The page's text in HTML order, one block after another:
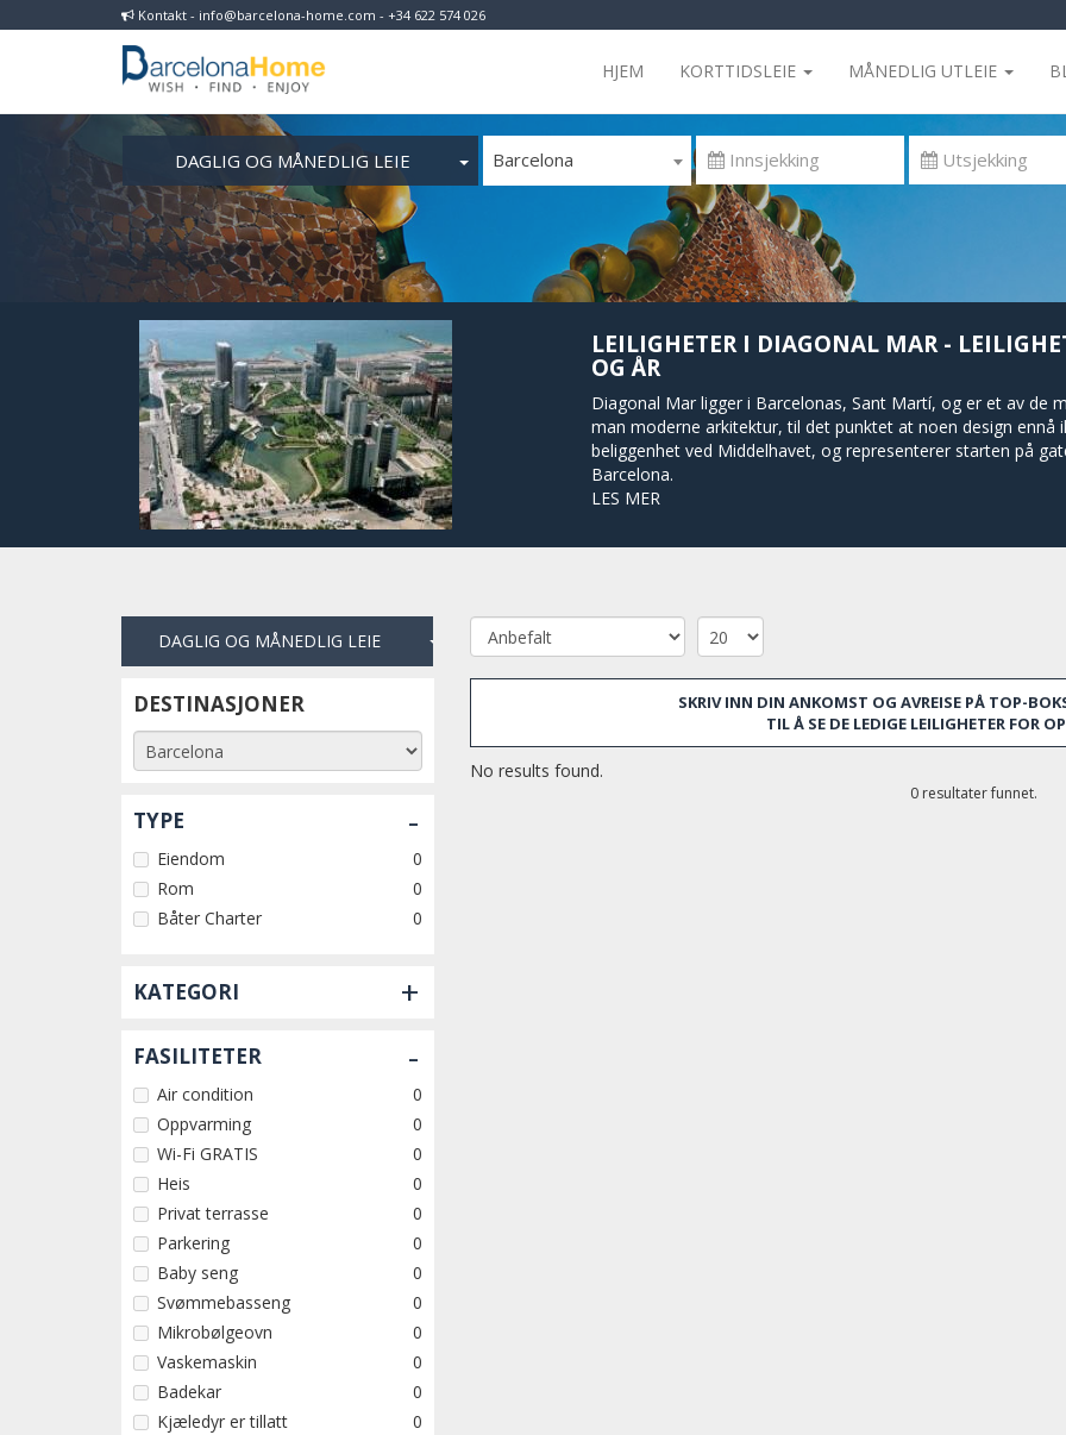
Kontakt - info@barcelona-home.com - +34 622 574 026
HJEM KORTTIDSLEIE MÅNEDLIG UTLEIE
DAGLIG OG MÅNEDLIG LEIE Barcelona
LEILIGHETER I DIAGONAL MAR -
OG ÅR
Diagonal Mar ligger i Barcelonas, Sant Martí, og er et av de
man moderne arkitektur, til det punktet at noen design
beliggenhet ved Middelhavet, og representerer starten på
Barcelona.
Centre Comercial. Det tar seg lett ved siden av Barcelona
av de mange strendene i Barcelona.
LES MER
DAGLIG OG MÅNEDLIG LEIE
DESTINASJONER
TYPE -
Eiendom
0
Rom
0
Båter Charter
0
KATEGORI +
FASILITETER -
Air condition
0
Oppvarming
0
Wi-Fi GRATIS
0
Heis
0
Privat terrasse
0
Parkering
0
Baby seng
0
Svømmebasseng
0
Mikrobølgeovn
0
Vaskemaskin
0
Badekar
0
Kjæledyr er tillatt
0
SKRIV INN DIN ANKOMST OG AVREISE PÅ TOP-
TIL Å SE DE LEDIGE LEILIGHETER FOR
No results found.
0 resultater funnet.